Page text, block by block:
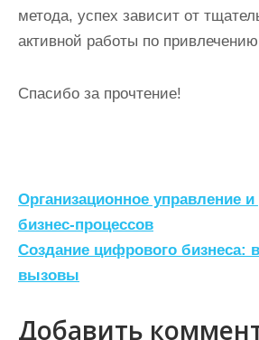
метода, успех зависит от
активной работы по
Спасибо за прочтение!
Н
а
в
и
г
Организационное управление
бизнес-процессов
Создание цифрового бизнеса:
вызовы
Добавить